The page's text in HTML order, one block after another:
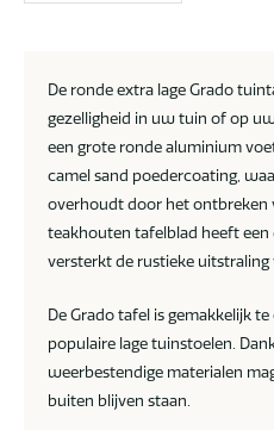
De ronde extra lage Grado
gezelligheid in uw tuin of op
een grote ronde aluminium
camel sand poedercoating,
overhoudt door het ontbreken
teakhouten tafelblad heeft een
versterkt de rustieke
De Grado tafel is gemakkelijk
populaire lage tuinstoelen.
weerbestendige materialen
buiten blijven staan.